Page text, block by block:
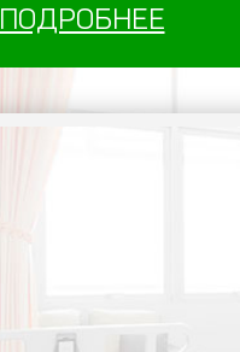
ПОДРОБНЕЕ